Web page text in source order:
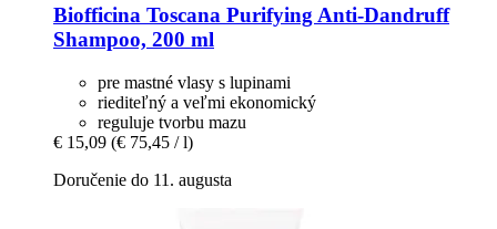
Biofficina Toscana Purifying Anti-​Dandruff
Shampoo, 200 ml
pre mastné vlasy s lupinami
riediteľný a veľmi ekonomický
reguluje tvorbu mazu
€ 15,09 (€ 75,45 / l)
Doručenie do 11. augusta